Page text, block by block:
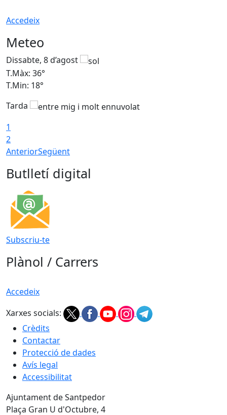
Accedeix
Meteo
Dissabte, 8 d’agost
T.Màx: 36°
T.Min: 18°
Tarda
1
2
AnteriorSegüent
Butlletí digital
Subscriu-te
Plànol / Carrers
Accedeix
Xarxes socials:
Crèdits
Contactar
Protecció de dades
Avís legal
Accessibilitat
Ajuntament de Santpedor
Plaça Gran U d'Octubre, 4